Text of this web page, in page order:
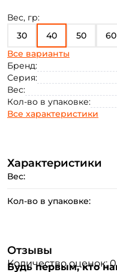
Вес, гр:
30
40 50 60
110
Все варианты
Бренд:
Серия:
Вес:
Кол-во в упаковке:
Все характеристики
Характеристики
Вес:
Кол-во в упаковке:
Отзывы
Количество оценок: 0
Будь первым, кто
Создать аккаунт
ФИО: *